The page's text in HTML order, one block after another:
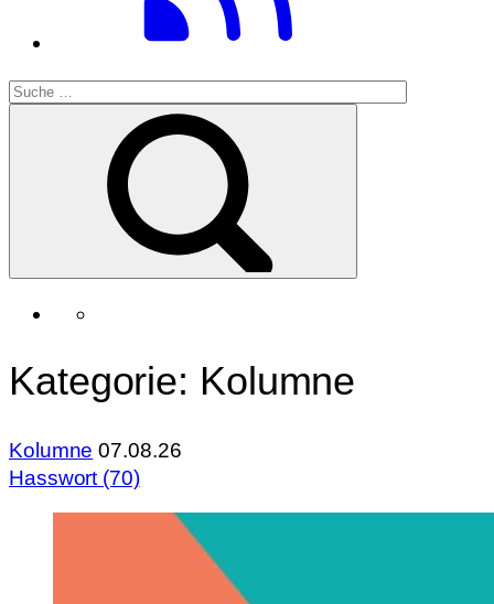
Kategorie: Kolumne
Kolumne 07.08.26
Hasswort (70)